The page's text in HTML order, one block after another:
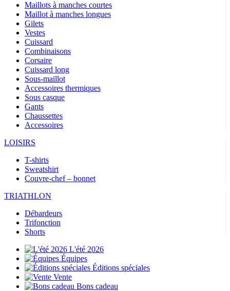
Maillots à manches courtes
Maillot à manches longues
Gilets
Vestes
Cuissard
Combinaisons
Corsaire
Cuissard long
Sous-maillot
Accessoires thermiques
Sous casque
Gants
Chaussettes
Accessoires
LOISIRS
T-shirts
Sweatshirt
Couvre-chef – bonnet
TRIATHLON
Débardeurs
Trifonction
Shorts
L'été 2026
Équipes
Éditions spéciales
Vente
Bons cadeau